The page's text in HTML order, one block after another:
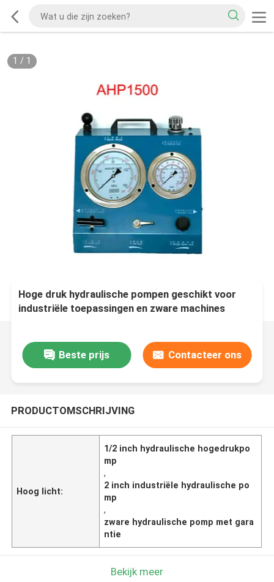
1 / 1
Hoge druk hydraulische pompen geschikt voor
industriële toepassingen en zware machines
Beste prijs Contacteer ons
PRODUCTOMSCHRIJVING
Hoog licht:
1/2 inch hydraulische hogedrukpo
mp
,
2 inch industriële hydraulische po
mp
,
zware hydraulische pomp met gara
ntie
Bekijk meer